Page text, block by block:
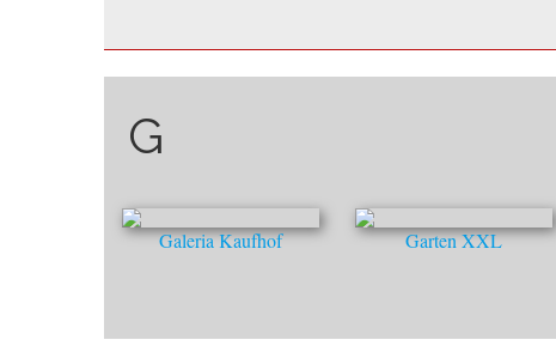
G
Galeria Kaufhof Garten XXL